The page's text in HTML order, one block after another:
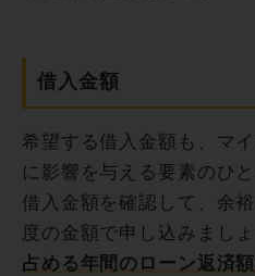
借入金額
希望する借入金額も、マ
に影響を与える要素のひ
借入金額を確認して、余
度の金額で申し込みまし
占める年間のローン返済